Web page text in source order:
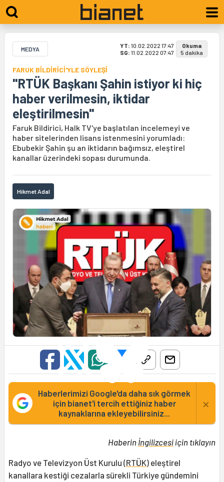
MEDYA YT: 10.02.2022 17:47
SG: 11.02.2022 07:47
Okuma
5 dakika
FARUK BİLDİRİCİ'YLE SÖYLEŞİ
"RTÜK Başkanı Şahin istiyor ki hiç
haber verilmesin, iktidar
eleştirilmesin"
Faruk Bildirici, Halk TV'ye başlatılan incelemeyi ve
haber sitelerinden lisans istenmesini yorumladı:
Ebubekir Şahin şu an iktidarın bağımsız, eleştirel
kanallar üzerindeki sopası durumunda.
Hikmet Adal
Haberlerimizi Google'da daha sık görmek
için bianet'i tercih ettiğiniz haber
kaynaklarına ekleyebilirsiniz...
×
Haberin İngilizcesiiçin tıklayın
Radyo ve Televizyon Üst Kurulu (RTÜK) eleştirel
kanallara kestiği cezalarla sürekli Türkiye gündemini